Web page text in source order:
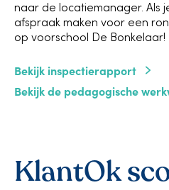
naar de locatiemanager. Als
afspraak maken voor een
op voorschool De Bonkelaar!
Bekijk inspectierapport
Bekijk de pedagogische
KlantOk